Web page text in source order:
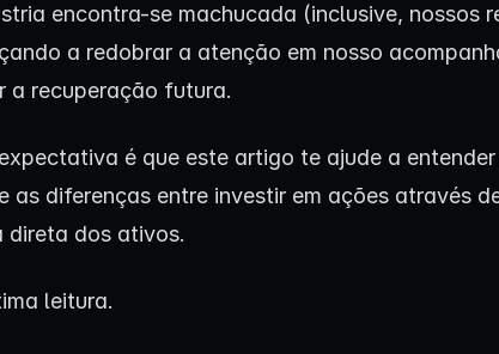
encontra-se machucada (inclusive, nossos
a redobrar a atenção em nosso
a recuperação futura.
é que este artigo te ajude a entender
as diferenças entre investir em ações através
direta dos ativos.
leitura.